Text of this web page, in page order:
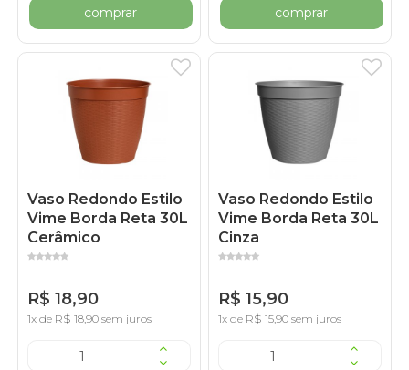
comprar comprar
Vaso Redondo Estilo
Vime Borda Reta 30L
Cerâmico
R$ 18,90
1x de R$ 18,90 sem juros
Vaso Redondo Estilo
Vime Borda Reta 30L
Cinza
R$ 15,90
1x de R$ 15,90 sem juros